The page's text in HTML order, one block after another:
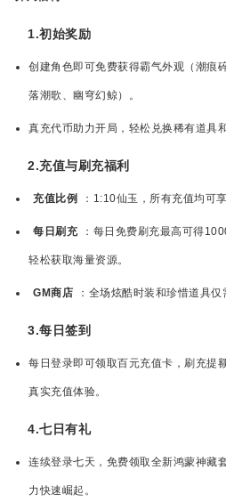
1.初始奖励
创建角色即可免费获得霸气外观（潮痕
落潮歌、幽穹幻鲸）。
真充代币助力开局，轻松兑换稀有道具和
2.充值与刷充福利
充值比例 ：1:10仙玉，所有充值均可
每日刷充 ：每日免费刷充最高可得
轻松获取海量资源。
GM商店 ：全场炫酷时装和珍惜道具
3.每日签到
每日登录即可领取百元充值卡，刷充提
真实充值体验。
4.七日有礼
连续登录七天，免费领取全新鸿蒙神藏
力快速崛起。